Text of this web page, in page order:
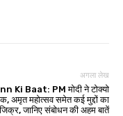
अगला लेख
Ki Baat: PM मोदी ने टोक्यो
अमृत महोत्सव समेत कई मुद्दों का
जानिए संबोधन की अहम बातें